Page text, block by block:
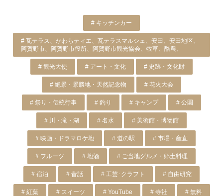
# キッチンカー
# 瓦テラス、かわらティエ、瓦テラスマルシェ、安田、安田地区、
阿賀野市、阿賀野市役所、阿賀野市観光協会、牧草、酪農、
# 観光大使 # アート・文化 # 史跡・文化財
# 絶景・景勝地・天然記念物 # 花火大会
# 祭り・伝統行事 # 釣り # キャンプ # 公園
# 川・滝・湖 # 名水 # 美術館・博物館
# 映画・ドラマロケ地 # 道の駅 # 市場・産直
# フルーツ # 地酒 # ご当地グルメ・郷土料理
# 宿泊 # 昔話 # 工芸･クラフト # 自由研究
# 紅葉 # スイーツ # YouTube # 寺社 # 無料